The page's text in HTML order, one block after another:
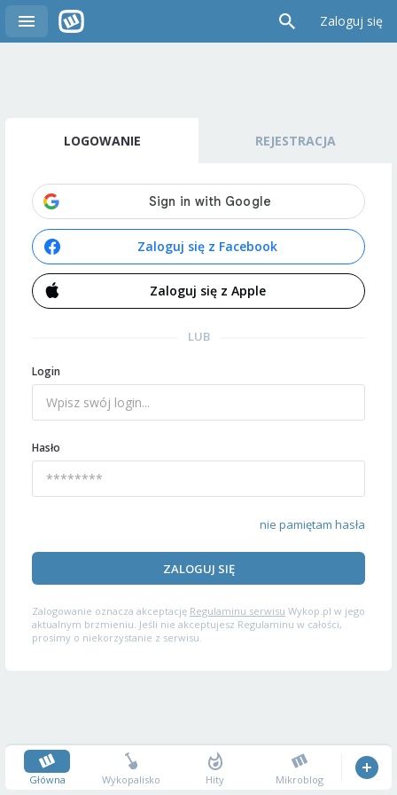
Zaloguj się
LOGOWANIE REJESTRACJA
Zaloguj się z Facebook
Zaloguj się z Apple
LUB
Login
Hasło
nie pamiętam hasła
ZALOGUJ SIĘ
Zalogowanie oznacza akceptację Regulaminu serwisu Wykop.pl w jego
aktualnym brzmieniu. Jeśli nie akceptujesz Regulaminu w całości,
prosimy o niekorzystanie z serwisu.
Główna Wykopalisko Hity Mikroblog